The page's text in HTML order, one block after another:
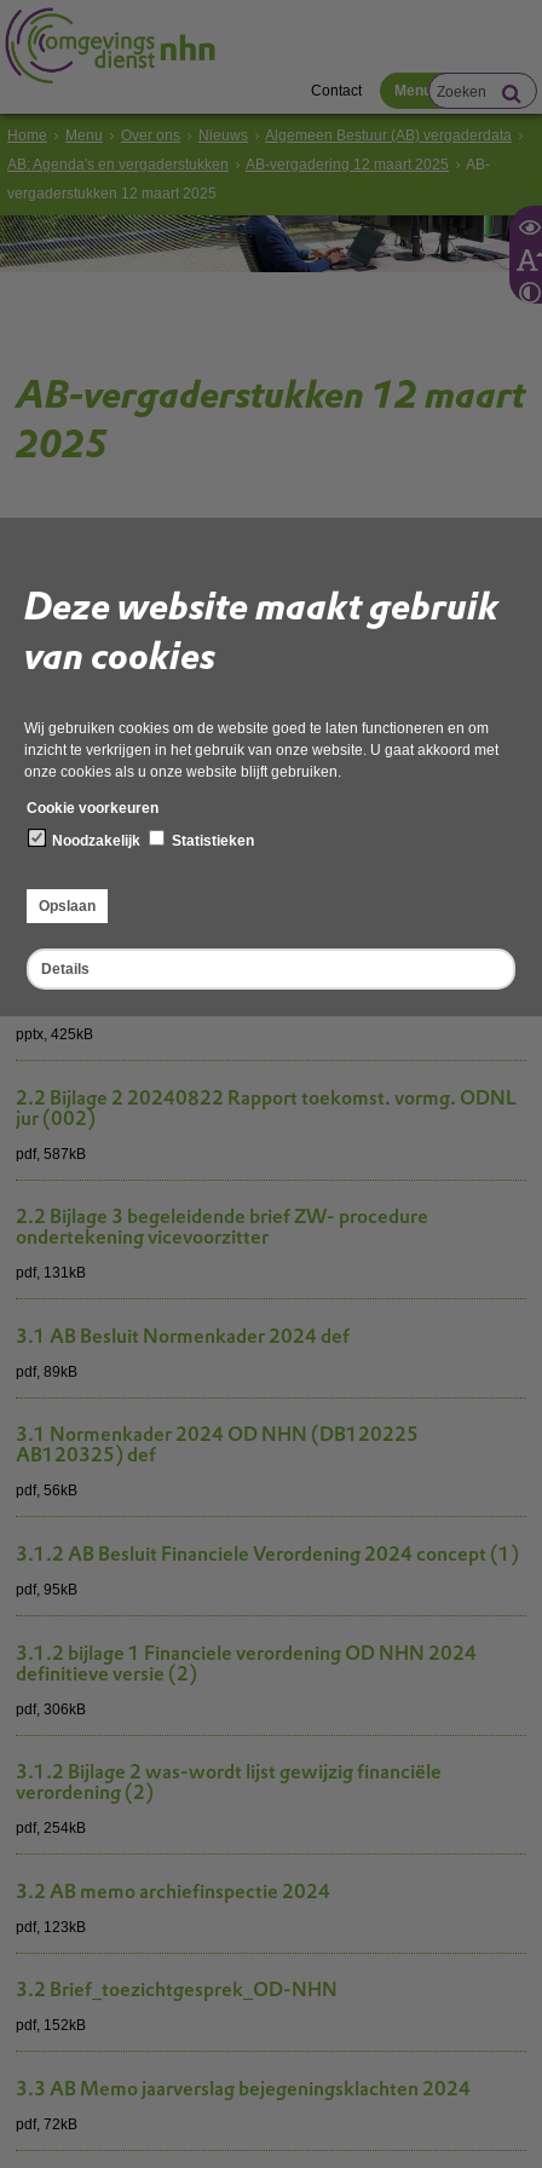
Deze website maakt gebruik
van cookies
Wij gebruiken cookies om de website goed te laten functioneren en om
inzicht te verkrijgen in het gebruik van onze website. U gaat akkoord met
onze cookies als u onze website blijft gebruiken.
Cookie voorkeuren
Noodzakelijk
Statistieken
Opslaan
Details
Contact Menu
Home Menu Over ons Nieuws
Algemeen Bestuur (AB) vergaderdata
AB: Agenda's en vergaderstukken
AB-vergadering 12 maart 2025
AB-
vergaderstukken 12 maart 2025
AB-vergaderstukken 12 maart
2025
2.1 Rekentabel Stemverdeling AB vanaf 1 januari 2025
incl. LS 2025
2.2 AB Besluit deelneming vereniging OmgevingsdienstNL
def
pdf, 186kB
planning
pptx, 425kB
2.2 Bijlage 2 20240822 Rapport toekomst. vormg. ODNL
jur (002)
pdf, 587kB
2.2 Bijlage 3 begeleidende brief ZW- procedure
ondertekening vicevoorzitter
pdf, 131kB
3.1 AB Besluit Normenkader 2024 def
pdf, 89kB
3.1 Normenkader 2024 OD NHN (DB120225
AB120325) def
pdf, 56kB
3.1.2 AB Besluit Financiele Verordening 2024 concept (1)
pdf, 95kB
3.1.2 bijlage 1 Financiele verordening OD NHN 2024
definitieve versie (2)
pdf, 306kB
3.1.2 Bijlage 2 was-wordt lijst gewijzig financiële
verordening (2)
pdf, 254kB
3.2 AB memo archiefinspectie 2024
pdf, 123kB
3.2 Brief_toezichtgesprek_OD-NHN
pdf, 152kB
3.3 AB Memo jaarverslag bejegeningsklachten 2024
pdf, 72kB